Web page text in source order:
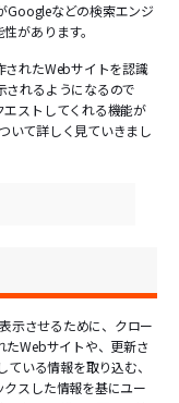
Googleなどの検索エンジ
があります。
されたWebサイトを認識
されるようになるので
ストしてくれる機能が
いて詳しく見ていきまし
示させるために、クロー
たWebサイトや、更新さ
いる情報を取り込む、
スした情報を基にユー